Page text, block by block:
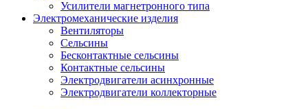
Усилители магнетронного типа
Электромеханические изделия
Вентиляторы
Сельсины
Бесконтактные сельсины
Контактные сельсины
Электродвигатели асинхронные
Электродвигатели коллекторные